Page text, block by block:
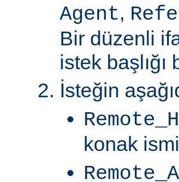
Agent,
Bir düzenli
istek başlığı
İsteğin
konak